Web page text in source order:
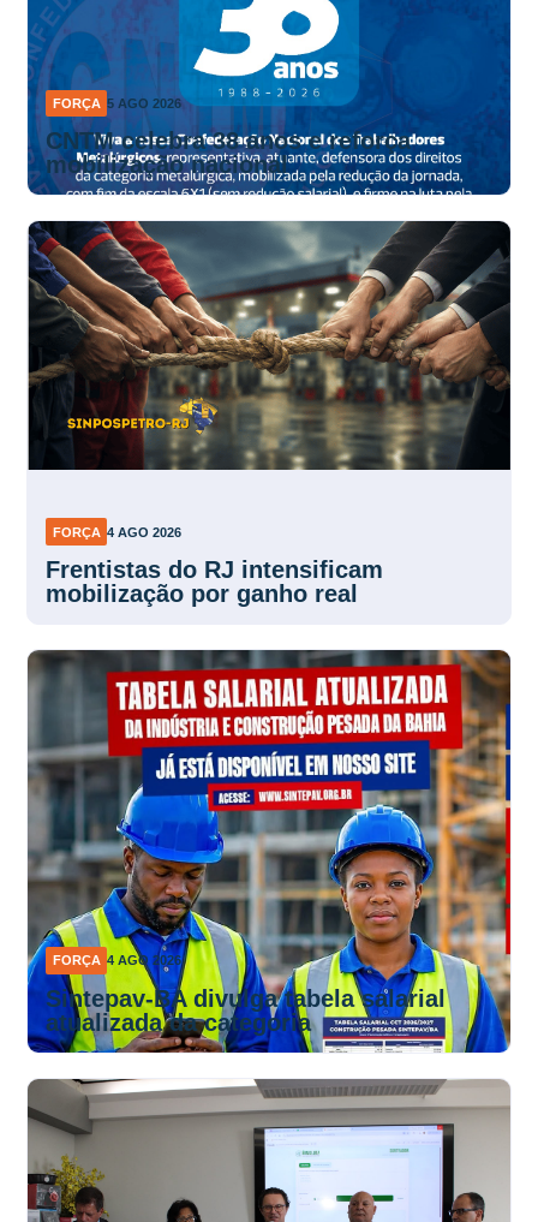
FORÇA 5 AGO 2026
CNTM celebra 38 anos e reforça
mobilização nacional
FORÇA 4 AGO 2026
Frentistas do RJ intensificam
mobilização por ganho real
FORÇA 4 AGO 2026
Sintepav-BA divulga tabela salarial
atualizada da categoria